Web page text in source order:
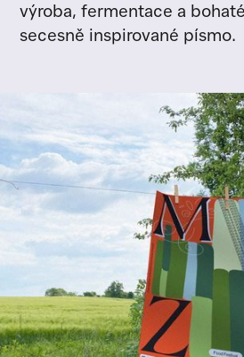
výroba, fermentace a
secesně inspirované písmo.